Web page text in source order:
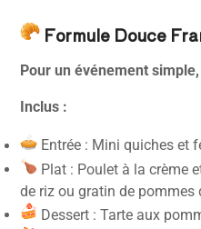
Formule Douce
Pour un événement
Inclus :
Entrée : Mini quiches et
Plat : Poulet à la crème
de riz ou gratin de pommes
Dessert : Tarte aux